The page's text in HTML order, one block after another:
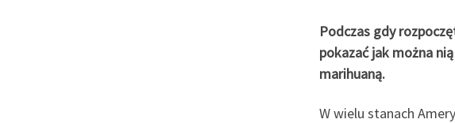
Podczas gdy
pokazać jak można
marihuaną.
W wielu stanach